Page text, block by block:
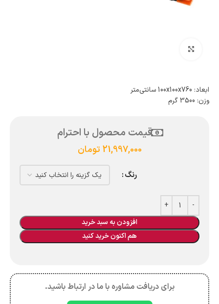
ابعاد: 100x100x760 سانتی‌متر
وزن: 3500 گرم
قیمت محصول با احترام
21,997,000 تومان
رنگ
افزودن به سبد خرید
هم اکنون خرید کنید
برای دریافت مشاوره با ما در ارتباط باشید.